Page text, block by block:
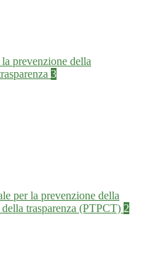
prevenzione della
3
per la prevenzione della
trasparenza (PTPCT) 2